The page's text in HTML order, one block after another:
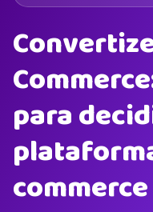
para
commerce